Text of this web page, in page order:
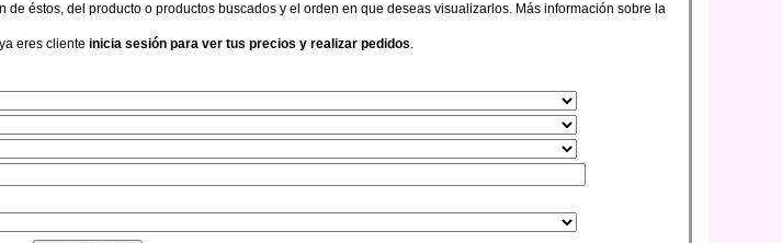
éstos, del producto o productos buscados y el orden en que deseas visualizarlos. Más información sobre la
eres clienteinicia sesión para ver tus precios y realizar pedidos.